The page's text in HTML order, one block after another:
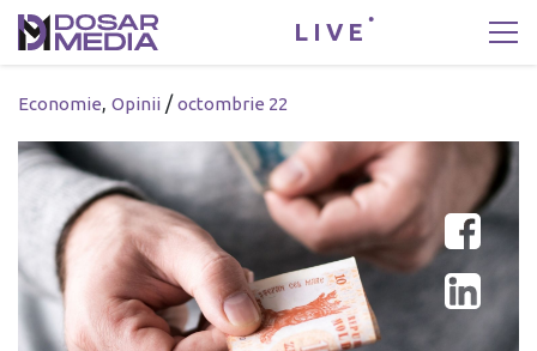
LIVE
Economie, Opinii /octombrie 22